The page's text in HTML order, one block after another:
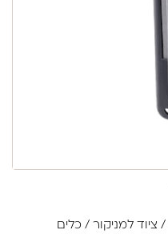
/ ציוד למניקור / כלים